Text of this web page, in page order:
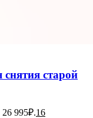
старой
26 995₽.16